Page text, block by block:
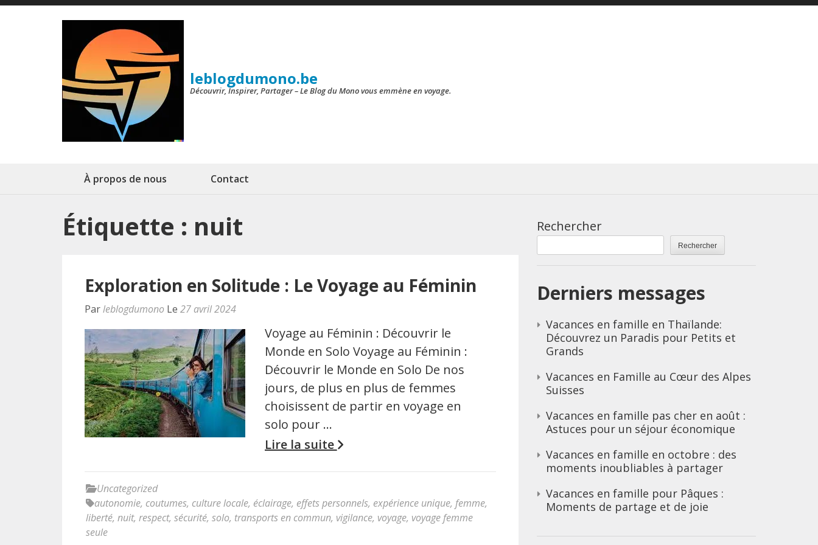
Aller
leblogdumono.be
Découvrir, Inspirer, Partager – Le Blog du Mono vous emmène en voyage.
À propos de nous Contact
Étiquette : nuit
Exploration en Solitude : Le Voyage au Féminin
Parleblogdumono Le 27 avril 2024
Voyage au Féminin : Découvrir le
Monde en Solo Voyage au Féminin :
Découvrir le Monde en Solo De nos
jours, de plus en plus de femmes
choisissent de partir en voyage en
solo pour …
Lire la suite
Uncategorized
autonomie, coutumes, culture locale, éclairage, effets personnels, expérience unique, femme,
liberté, nuit, respect, sécurité, solo, transports en commun, vigilance, voyage, voyage femme
seule
Rechercher
Rechercher
Derniers messages
Vacances en famille en Thaïlande:
Découvrez un Paradis pour Petits et
Grands
Vacances en Famille au Cœur des Alpes
Suisses
Vacances en famille pas cher en août :
Astuces pour un séjour économique
Vacances en famille en octobre : des
moments inoubliables à partager
Vacances en famille pour Pâques :
Moments de partage et de joie